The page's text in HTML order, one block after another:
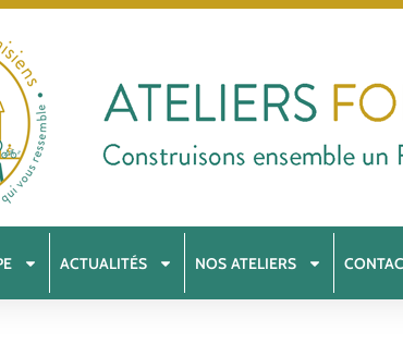
ACTUALITÉS NOS ATELIERS